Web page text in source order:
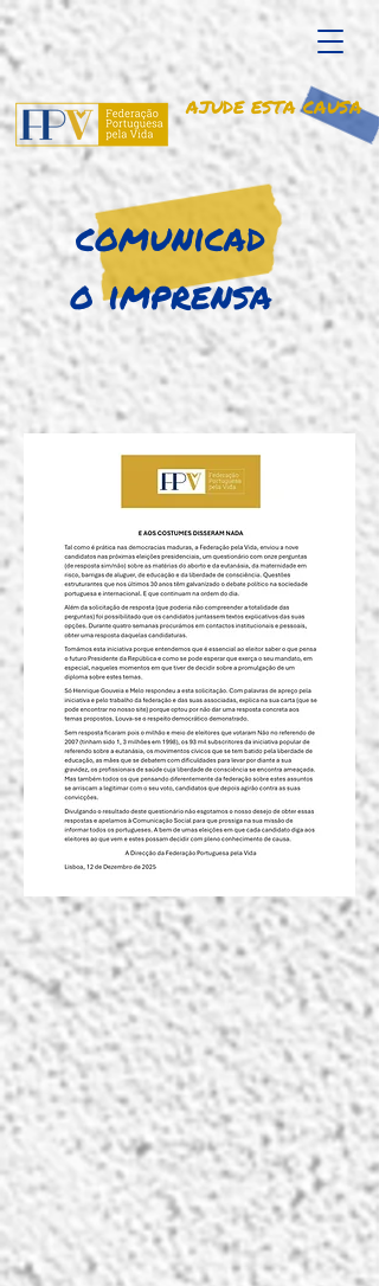
AJUDE ESTA CAUSA
comunicad
o imprensa